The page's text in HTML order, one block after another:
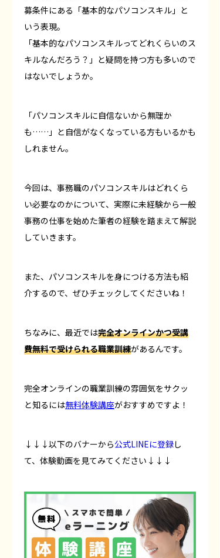
募条件にある「基本的なパソコンスキル」と
いう表現。
「基本的なパソコンスキルってどれくらいのス
キルなんだろう？」と疑問を持つ方も多いので
はないでしょうか。
「パソコンスキルに自信ないから無理か
も……」と自信がなくなっている方もいるかも
しれません。
今回は、事務職のパソコンスキルはどれくら
い必要なのかについて、実際に未経験から一般
事務の仕事を始めた筆者の経験を踏まえて解説
していきます。
また、パソコンスキルを身につける方法も紹
介するので、ぜひチェックしてくださいね！
ちなみに、最近では完全オンラインかつ受講
費無料で受けられる職業訓練があるんです。
完全オンラインの職業訓練の雰囲気をサクッ
と知るには無料体験講座がおすすめですよ！
↓↓↓以下のバナーから公式LINEに登録し
て、体験動画を見てみてください↓↓↓